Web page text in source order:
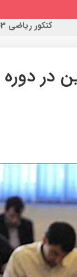
کنکور ریاضی 1403